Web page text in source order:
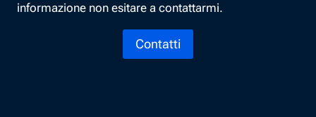
informazione non esitare a contattarmi.
Contatti